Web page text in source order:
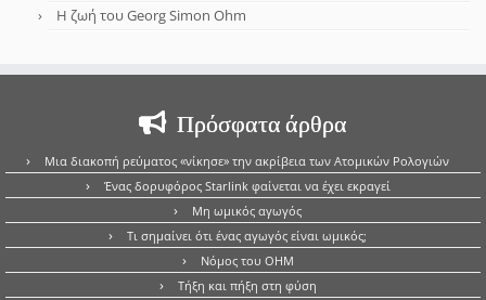
Η ζωή του Georg Simon Ohm
Πρόσφατα άρθρα
Μια διακοπή ρεύματος «νίκησε» την ακρίβεια των Ατομικών Ρολογιών
Ένας δορυφόρος Starlink φαίνεται να έχει εκραγεί
Μη ωμικός αγωγός
Τι σημαίνει ότι ένας αγωγός είναι ωμικός;
Νόμος του OHM
Τήξη και πήξη στη φύση